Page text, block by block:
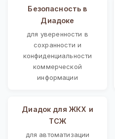
Безопасность в
Диадоке
для уверенности в
сохранности и
конфиденциальности
коммерческой
информации
Диадок для ЖКХ и
ТСЖ
для автоматизации